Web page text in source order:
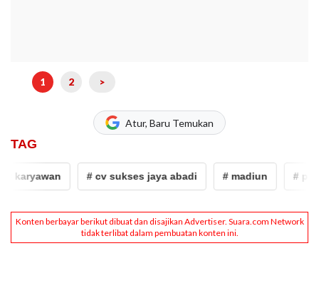
1 2 >
Atur, Baru Temukan
TAG
# cv sukses jaya abadi # madiun #